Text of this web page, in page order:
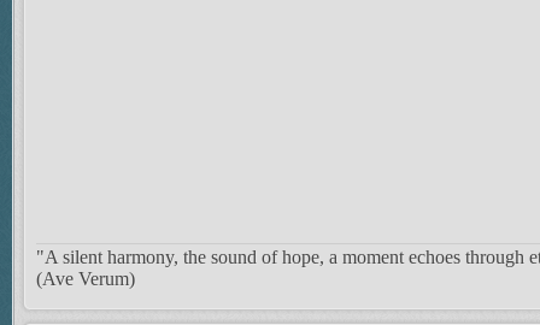
"A silent harmony, the sound of hope, a moment echoes through
(Ave Verum)